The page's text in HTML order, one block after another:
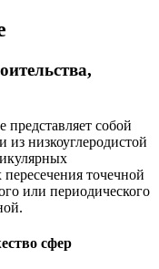
представляет собой
низкоуглеродистой
точечной
или периодического
сфер